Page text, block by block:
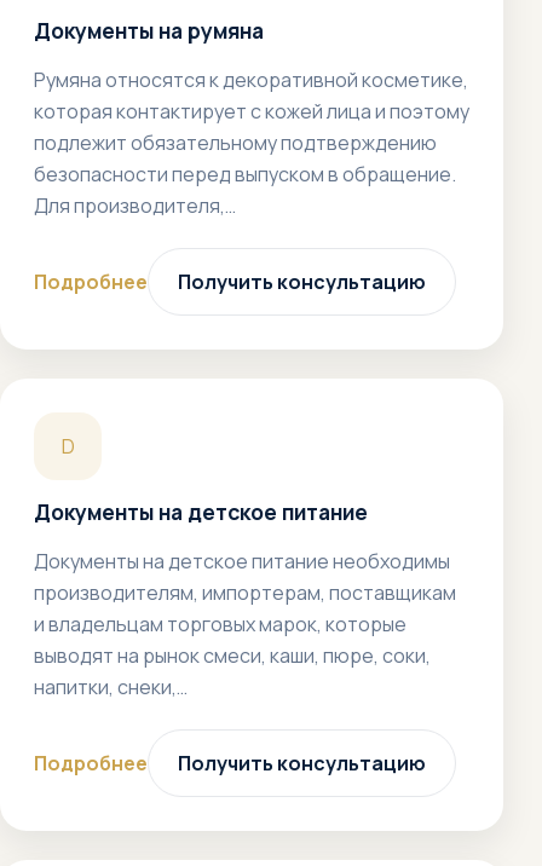
Документы на румяна
Румяна относятся к декоративной косметике,
которая контактирует с кожей лица и поэтому
подлежит обязательному подтверждению
безопасности перед выпуском в обращение.
Для производителя,…
Подробнее Получить консультацию
D
Документы на детское питание
Документы на детское питание необходимы
производителям, импортерам, поставщикам
и владельцам торговых марок, которые
выводят на рынок смеси, каши, пюре, соки,
напитки, снеки,…
Подробнее Получить консультацию